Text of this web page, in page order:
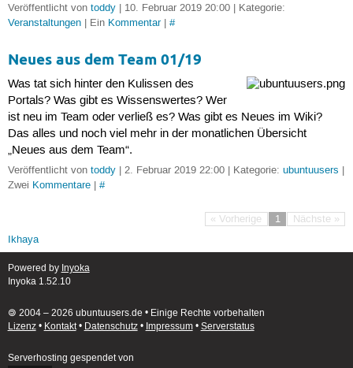
Veröffentlicht von toddy| 10. Februar 2019 20:00 | Kategorie:
Veranstaltungen| Ein Kommentar| #
Neues aus dem Team 01/19
Was tat sich hinter den Kulissen des
Portals? Was gibt es Wissenswertes? Wer
ist neu im Team oder verließ es? Was gibt es Neues im Wiki?
Das alles und noch viel mehr in der monatlichen Übersicht
„Neues aus dem Team“.
Veröffentlicht von toddy| 2. Februar 2019 22:00 | Kategorie: ubuntuusers |
Zwei Kommentare| #
« Vorherige 1 Nächste »
Ikhaya
Powered by Inyoka
Inyoka 1.52.10
🄯 2004 – 2026 ubuntuusers.de • Einige Rechte vorbehalten
Lizenz• Kontakt• Datenschutz• Impressum• Serverstatus
Serverhosting gespendet von